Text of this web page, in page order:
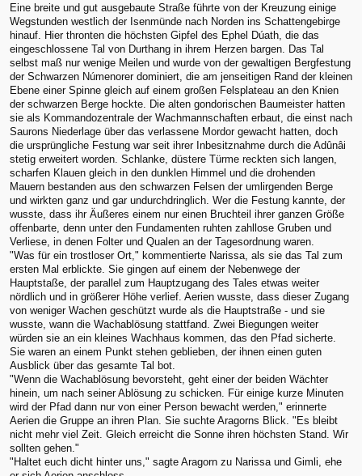
Eine breite und gut ausgebaute Straße führte von der Kreuzung einige
Wegstunden westlich der Isenmünde nach Norden ins Schattengebirge
hinauf. Hier thronten die höchsten Gipfel des Ephel Dúath, die das
eingeschlossene Tal von Durthang in ihrem Herzen bargen. Das Tal
selbst maß nur wenige Meilen und wurde von der gewaltigen Bergfestung
der Schwarzen Númenorer dominiert, die am jenseitigen Rand der kleinen
Ebene einer Spinne gleich auf einem großen Felsplateau an den Knien
der schwarzen Berge hockte. Die alten gondorischen Baumeister hatten
sie als Kommandozentrale der Wachmannschaften erbaut, die einst nach
Saurons Niederlage über das verlassene Mordor gewacht hatten, doch
die ursprüngliche Festung war seit ihrer Inbesitznahme durch die Adûnâi
stetig erweitert worden. Schlanke, düstere Türme reckten sich langen,
scharfen Klauen gleich in den dunklen Himmel und die drohenden
Mauern bestanden aus den schwarzen Felsen der umlirgenden Berge
und wirkten ganz und gar undurchdringlich. Wer die Festung kannte, der
wusste, dass ihr Äußeres einem nur einen Bruchteil ihrer ganzen Größe
offenbarte, denn unter den Fundamenten ruhten zahllose Gruben und
Verliese, in denen Folter und Qualen an der Tagesordnung waren.
"Was für ein trostloser Ort," kommentierte Narissa, als sie das Tal zum
ersten Mal erblickte. Sie gingen auf einem der Nebenwege der
Hauptstaße, der parallel zum Hauptzugang des Tales etwas weiter
nördlich und in größerer Höhe verlief. Aerien wusste, dass dieser Zugang
von weniger Wachen geschützt wurde als die Hauptstraße - und sie
wusste, wann die Wachablösung stattfand. Zwei Biegungen weiter
würden sie an ein kleines Wachhaus kommen, das den Pfad sicherte.
Sie waren an einem Punkt stehen geblieben, der ihnen einen guten
Ausblick über das gesamte Tal bot.
"Wenn die Wachablösung bevorsteht, geht einer der beiden Wächter
hinein, um nach seiner Ablösung zu schicken. Für einige kurze Minuten
wird der Pfad dann nur von einer Person bewacht werden," erinnerte
Aerien die Gruppe an ihren Plan. Sie suchte Aragorns Blick. "Es bleibt
nicht mehr viel Zeit. Gleich erreicht die Sonne ihren höchsten Stand. Wir
sollten gehen."
"Haltet euch dicht hinter uns," sagte Aragorn zu Narissa und Gimli, ehe